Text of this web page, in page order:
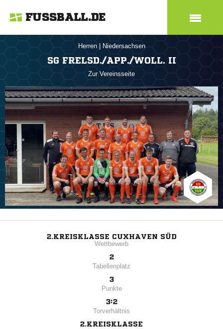
FUSSBALL.DE
Herren Niedersachsen
SG FRELSD./APP./WOLL. II
Zur Vereinsseite
2.KREISKLASSE CUXHAVEN SÜD
Wettbewerb
2
Tabellenplatz
3
Punkte
3:2
Torverhältnis
2.KREISKLASSE